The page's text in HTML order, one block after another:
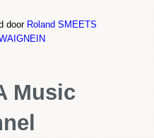
door Roland SMEETS
Music